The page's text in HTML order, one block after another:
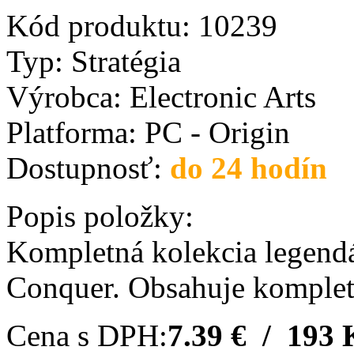
Kód produktu: 10239
Typ: Stratégia
Výrobca: Electronic Arts
Platforma: PC - Origin
Dostupnosť: do 24 hodín
Popis položky:
Kompletná kolekcia
Conquer. Obsahuje
Cena s DPH:7.39 € / 193